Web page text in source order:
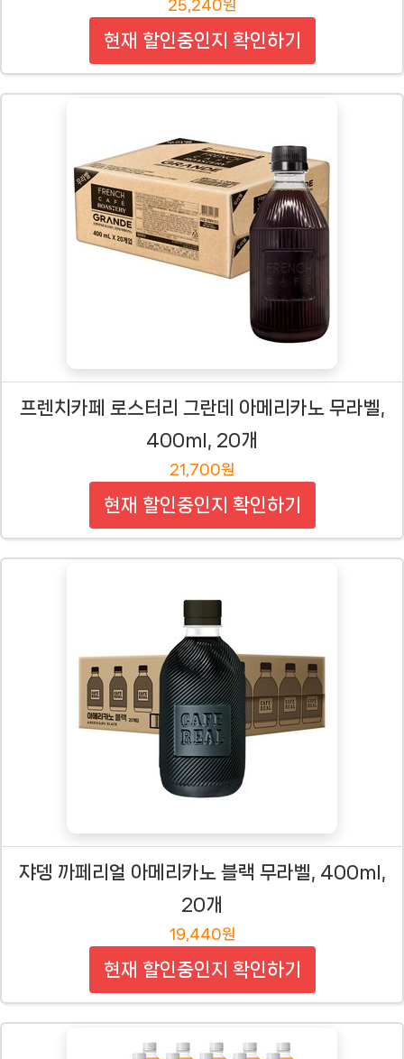
25,240원
현재 할인중인지 확인하기
프렌치카페 로스터리 그란데 아메리카노 무라벨,
400ml, 20개
21,700원
현재 할인중인지 확인하기
쟈뎅 까페리얼 아메리카노 블랙 무라벨, 400ml,
20개
19,440원
현재 할인중인지 확인하기